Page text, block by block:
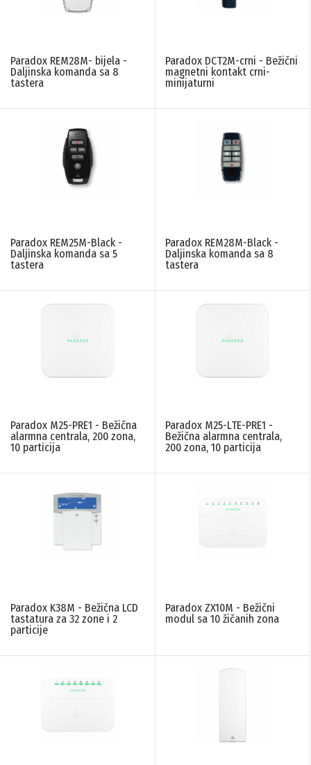
Paradox REM28M- bijela -
Daljinska komanda sa 8
tastera
Paradox DCT2M-crni - Bežični
magnetni kontakt crni-
minijaturni
Paradox REM25M-Black -
Daljinska komanda sa 5
tastera
Paradox REM28M-Black -
Daljinska komanda sa 8
tastera
Paradox M25-PRE1 - Bežična
alarmna centrala, 200 zona,
10 particija
Paradox M25-LTE-PRE1 -
Bežična alarmna centrala,
200 zona, 10 particija
Paradox K38M - Bežična LCD
tastatura za 32 zone i 2
particije
Paradox ZX10M - Bežični
modul sa 10 žičanih zona